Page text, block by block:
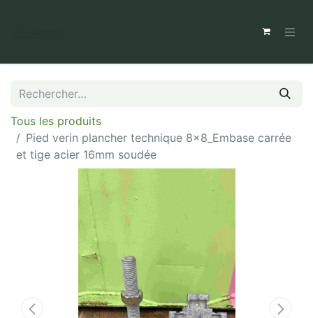
Tous les produits
Pied verin plancher technique 8x8_Embase carrée
et tige acier 16mm soudée